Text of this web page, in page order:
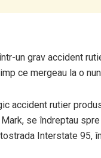
un grav accident
ce mergeau la o
accident rutier
se îndreptau
Interstate 95,